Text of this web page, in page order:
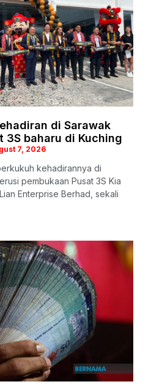
di Sarawak
3S baharu di Kuching
7, 2026
kehadirannya di
pembukaan Pusat 3S Kia
Enterprise Berhad, sekali